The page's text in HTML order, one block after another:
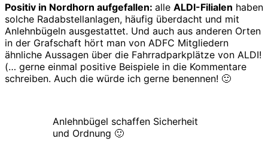
Positiv in Nordhorn aufgefallen: alle ALDI-Filialen haben
solche Radabstellanlagen, häufig überdacht und mit
Anlehnbügeln ausgestattet. Und auch aus anderen Orten
in der Grafschaft hört man von ADFC Mitgliedern
ähnliche Aussagen über die Fahrradparkplätze von ALDI!
(… gerne einmal positive Beispiele in die Kommentare
schreiben. Auch die würde ich gerne benennen! 🙂
Anlehnbügel schaffen Sicherheit
und Ordnung 🙂